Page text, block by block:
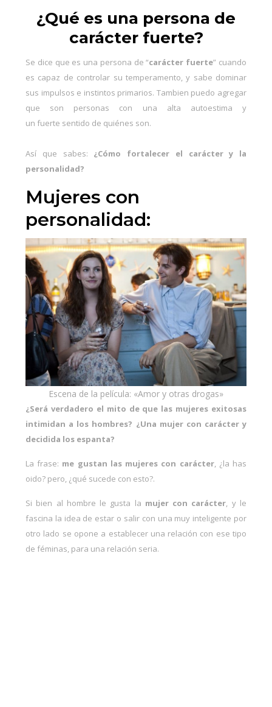
¿Qué es una persona de
carácter fuerte?
Se dice que es una persona de “carácter fuerte” cuando
es capaz de controlar su temperamento, y sabe dominar
sus impulsos e instintos primarios. Tambien puedo agregar
que son personas con una alta autoestima y
un fuerte sentido de quiénes son.
Así que sabes: ¿Cómo fortalecer el carácter y la
personalidad?
Mujeres con
personalidad:
Escena de la película: «Amor y otras drogas»
¿Será verdadero el mito de que las mujeres exitosas
intimidan a los hombres? ¿Una mujer con carácter y
decidida los espanta?
La frase: me gustan las mujeres con carácter, ¿la has
oido? pero, ¿qué sucede con esto?.
Si bien al hombre le gusta la mujer con carácter, y le
fascina la idea de estar o salir con una muy inteligente por
otro lado se opone a establecer una relación con ese tipo
de féminas, para una relación seria.